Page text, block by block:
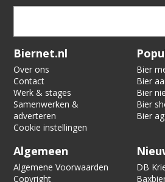
Verification code:
Biernet.nl
Over ons
Contact
Werk & stages
Samenwerken &
adverteren
Cookie instellingen
Bier
Bier
Bier
Bier
Bier
Algemeen
Algemene Voorwaarden
Copyright
DB